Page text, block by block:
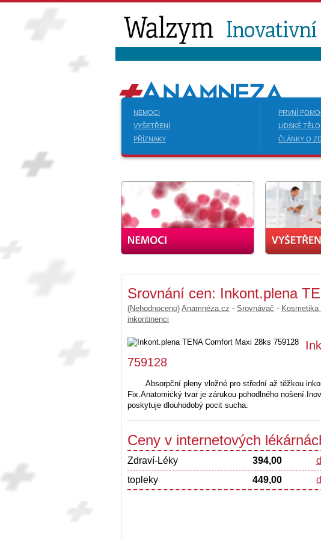
NEMOCI
VYŠETŘENÍ
PŘÍZNAKY
PRVNÍ
LIDSKÉ TĚLO
ČLÁNKY O
Srovnání cen: Inkont.plena
(Nehodnoceno) Anamnéza.cz - Srovnávač -
inkontinenci
759128
Absorpční pleny vložné pro střední až těžkou
Fix.Anatomický tvar je zárukou pohodlného
poskytuje dlouhodobý pocit sucha.
Ceny v internetových
Zdraví-Léky 394,00
topleky
449,00